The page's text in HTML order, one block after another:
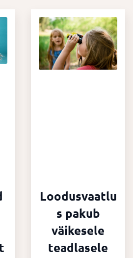
Loodusvaatlu
s pakub
väikesele
teadlasele